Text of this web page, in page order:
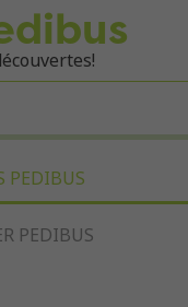
PEDIBUS
PEDIBUS